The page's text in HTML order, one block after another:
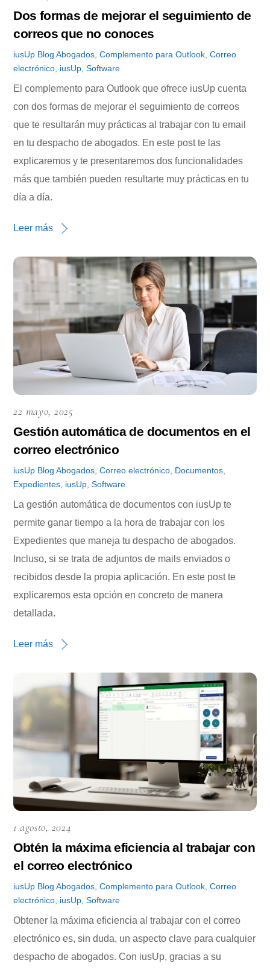
Dos formas de mejorar el seguimiento de
correos que no conoces
iusUp Blog Abogados ,Complemento para Outlook ,Correo
electrónico iusUp ,Software
El complemento para Outlook que ofrece iusUp cuenta
con dos formas de mejorar el seguimiento de correos
que te resultarán muy prácticas al trabajar con tu email
en tu despacho de abogados. En este post te las
explicaremos y te presentaremos dos funcionalidades
más que también pueden resultarte muy prácticas en tu
día a día.
Leer más
22 mayo, 2025
Gestión automática de documentos en el
correo electrónico
iusUp Blog Abogados ,Correo electrónico Documentos
Expedientes iusUp ,Software
La gestión automática de documentos con iusUp te
permite ganar tiempo a la hora de trabajar con los
Expedientes que maneja tu despacho de abogados.
Incluso, si se trata de adjuntos de mails enviados o
recibidos desde la propia aplicación. En este post te
explicaremos esta opción en concreto de manera
detallada.
Leer más
1 agosto, 2024
Obtén la máxima eficiencia al trabajar con
el correo electrónico
iusUp Blog Abogados ,Complemento para Outlook ,Correo
electrónico iusUp ,Software
Obtener la máxima eficiencia al trabajar con el correo
electrónico es, sin duda, un aspecto clave para cualquier
despacho de abogados. Con iusUp, gracias a su